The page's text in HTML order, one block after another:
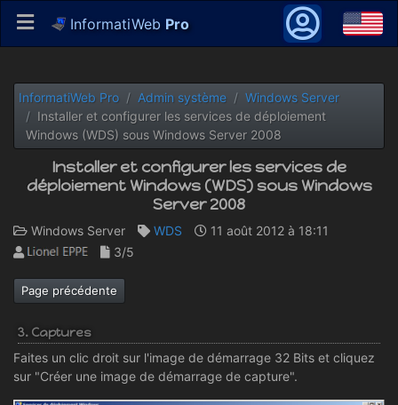
InformatiWeb Pro
InformatiWeb Pro Admin système
Windows Server
Installer et configurer les services de déploiement
Windows (WDS) sous Windows Server 2008
Installer et configurer les services de
déploiement Windows (WDS) sous Windows
Server 2008
Windows Server WDS
11 août 2012 à 18:11
3/5
Page précédente
3. Captures
Faites un clic droit sur l'image de démarrage 32 Bits et cliquez
sur "Créer une image de démarrage de capture".